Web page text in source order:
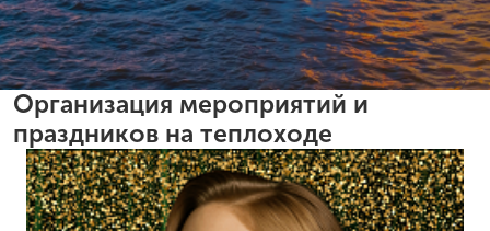
Организация мероприятий и
праздников на теплоходе